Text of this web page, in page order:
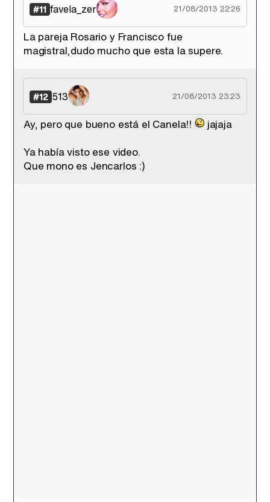
#11 favela_zer 21/08/2013 22:26
La pareja Rosario y Francisco fue
magistral,dudo mucho que esta la supere.
#12 513 21/08/2013 23:23
Ay, pero que bueno está el Canela!!
jajaja
Ya había visto ese video.
Que mono es Jencarlos :)